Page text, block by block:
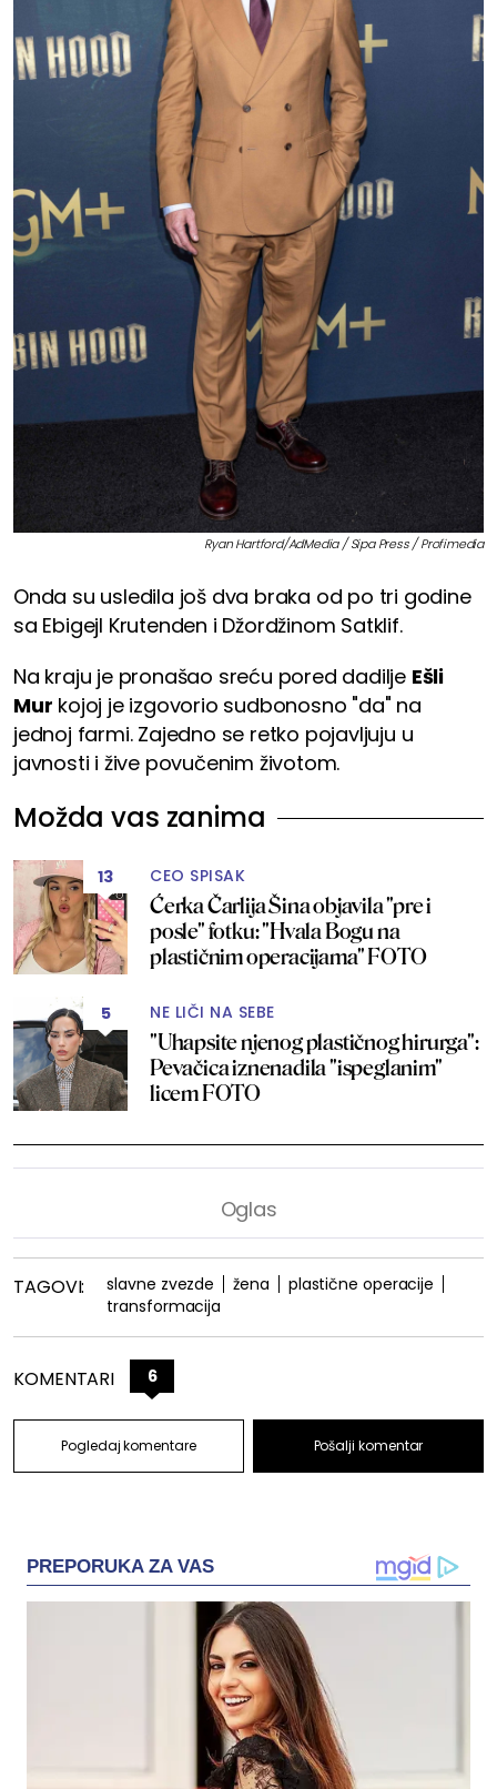
Ryan Hartford/AdMedia / Sipa Press / Profimedia
Onda su usledila još dva braka od po tri godine
sa Ebigejl Krutenden i Džordžinom Satklif.
Na kraju je pronašao sreću pored dadilje Ešli
Mur kojoj je izgovorio sudbonosno "da" na
jednoj farmi. Zajedno se retko pojavljuju u
javnosti i žive povučenim životom.
Možda vas zanima
13 CEO SPISAK
Ćerka Čarlija Šina objavila "pre i
posle" fotku: "Hvala Bogu na
plastičnim operacijama" FOTO
5 NE LIČI NA SEBE
"Uhapsite njenog plastičnog hirurga":
Pevačica iznenadila "ispeglanim"
licem FOTO
TAGOVI: slavne zvezde žena
plastične operacije
transformacija
KOMENTARI 6
Pogledaj komentare Pošalji komentar
PREPORUKA ZA VAS